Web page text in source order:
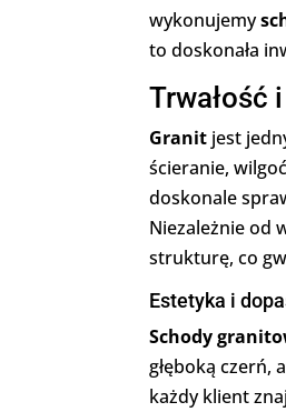
wykonujemy
to doskonała
Trwałość
Granit jest
ścieranie,
doskonale
Niezależnie od
strukturę, co
Estetyka i
Schody
głęboką czerń,
każdy klient